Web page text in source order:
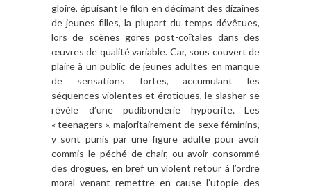
gloire, épuisant le filon en décimant des dizaines
de jeunes filles, la plupart du temps dévêtues,
lors de scènes gores post-coïtales dans des
œuvres de qualité variable. Car, sous couvert de
plaire à un public de jeunes adultes en manque
de sensations fortes, accumulant les
séquences violentes et érotiques, le slasher se
révèle d’une pudibonderie hypocrite. Les
« teenagers », majoritairement de sexe féminins,
y sont punis par une figure adulte pour avoir
commis le péché de chair, ou avoir consommé
des drogues, en bref un violent retour à l’ordre
moral venant remettre en cause l’utopie des